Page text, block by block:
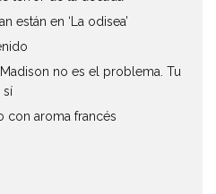
están en ‘La odisea’
no es el problema. Tu
sí
con aroma francés